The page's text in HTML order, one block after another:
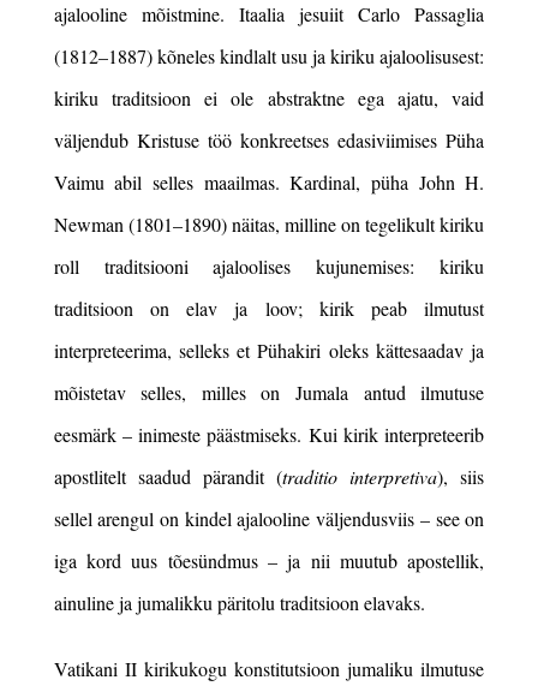
ajalooline mõistmine. Itaalia jesuiitCarlo Passaglia
(1812–1887) kõneles kindlalt usu ja kiriku ajaloolisusest:
kiriku traditsioon ei ole abstraktne ega ajatu, vaid
väljendub Kristuse töö konkreetses edasiviimises Püha
Vaimu abil selles maailmas. Kardinal, püha John H.
Newman (1801–1890) näitas, milline on tegelikult kiriku
roll traditsiooni ajaloolises kujunemises: kiriku
traditsioon on elav ja loov; kirik peab ilmutust
interpreteerima, selleks et Pühakiri oleks kättesaadav ja
mõistetav selles, milles on Jumala antud ilmutuse
eesmärk – inimeste päästmiseks. Kui kirik interpreteerib
apostlitelt saadud pärandit (traditio interpretiva), siis
sellel arengul on kindel ajalooline väljendusviis – see on
iga kord uus tõesündmus – ja nii muutub apostellik,
ainuline ja jumalikku päritolu traditsioon elavaks.
Vatikani II kirikukogu konstitutsioon jumaliku ilmutuse